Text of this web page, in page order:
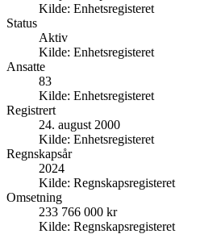
Kilde: Enhetsregisteret
Status
Aktiv
Kilde: Enhetsregisteret
Ansatte
83
Kilde: Enhetsregisteret
Registrert
24. august 2000
Kilde: Enhetsregisteret
Regnskapsår
2024
Kilde: Regnskapsregisteret
Omsetning
233 766 000 kr
Kilde: Regnskapsregisteret